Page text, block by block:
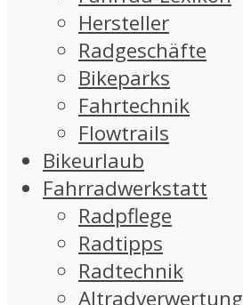
Hersteller
Radgeschäfte
Bikeparks
Fahrtechnik
Flowtrails
Bikeurlaub
Fahrradwerkstatt
Radpflege
Radtipps
Radtechnik
Altradverwertung